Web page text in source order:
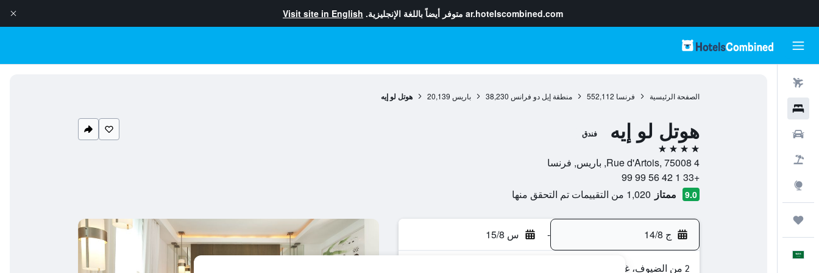
ar.hotelscombined.com متوفر أيضاً باللغة الإنجليزية. Visit site in English
الصفحة الرئيسية فرنسا 552,112 منطقة إيل دو فرانس 38,230 باريس 20,139 هوتل لو إيه
هوتل لو إيه فندق
4 نجوم
4 Rue d'Artois, 75008, باريس, فرنسا
+33 1 42 56 99 99
9.0 ممتاز 1,020 من التقييمات تم التحقق منها
ج 14/8 - س 15/8
2 من الضيوف، غرفة واحدة